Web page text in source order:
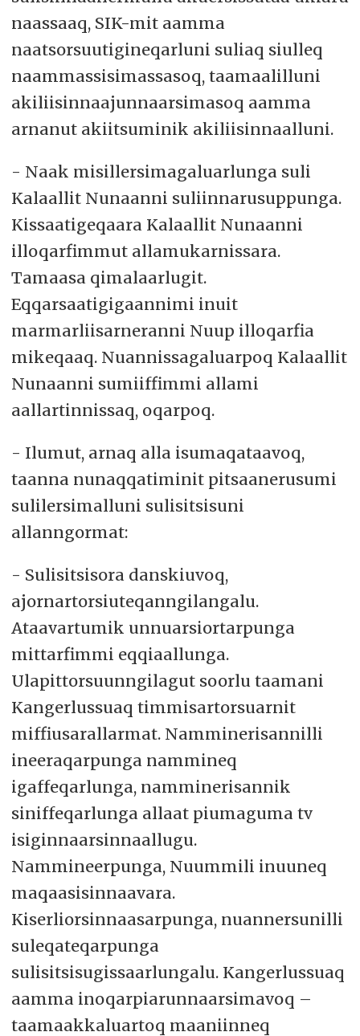
naassaaq, SIK-mit aamma
naatsorsuutigineqarluni suliaq siulleq
naammassisimassasoq, taamaalilluni
akiliisinnaajunnaarsimasoq aamma
arnanut akiitsuminik akiliisinnaalluni.
- Naak misillersimagaluarlunga suli
Kalaallit Nunaanni suliinnarusuppunga.
Kissaatigeqaara Kalaallit Nunaanni
illoqarfimmut allamukarnissara.
Tamaasa qimalaarlugit.
Eqqarsaatigigaannimi inuit
marmarliisarneranni Nuup illoqarfia
mikeqaaq. Nuannissagaluarpoq Kalaallit
Nunaanni sumiiffimmi allami
aallartinnissaq, oqarpoq.
- Ilumut, arnaq alla isumaqataavoq,
taanna nunaqqatiminit pitsaanerusumi
sulilersimalluni sulisitsisuni
allanngormat:
- Sulisitsisora danskiuvoq,
ajornartorsiuteqanngilangalu.
Ataavartumik unnuarsiortarpunga
mittarfimmi eqqiaallunga.
Ulapittorsuunngilagut soorlu taamani
Kangerlussuaq timmisartorsuarnit
miffiusarallarmat. Namminerisannilli
ineeraqarpunga nammineq
igaffeqarlunga, namminerisannik
siniffeqarlunga allaat piumaguma tv
isiginnaarsinnaallugu.
Nammineerpunga, Nuummili inuuneq
maqaasisinnaavara.
Kiserliorsinnaasarpunga, nuannersunilli
suleqateqarpunga
sulisitsisugissaarlungalu. Kangerlussuaq
aamma inoqarpiarunnaarsimavoq –
taamaakkaluartoq maaniinneq